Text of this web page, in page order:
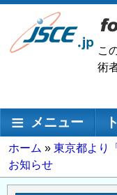
メ
ン
動
こ
術
メインナビゲーシ
メニュー
パ
ン
く
ホーム
東京都より
お知らせ